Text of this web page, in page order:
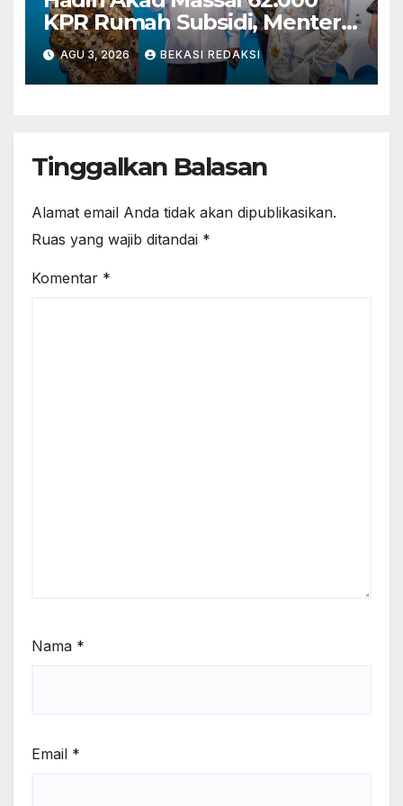
KPR Rumah Subsidi, Menteri
Nusron: Legalitas Tanah Beri
Kepastian bagi Masyarakat
AGU 3, 2026 BEKASI REDAKSI
Tinggalkan Balasan
Alamat email Anda tidak akan dipublikasikan.
Ruas yang wajib ditandai *
Komentar *
Nama *
Email *